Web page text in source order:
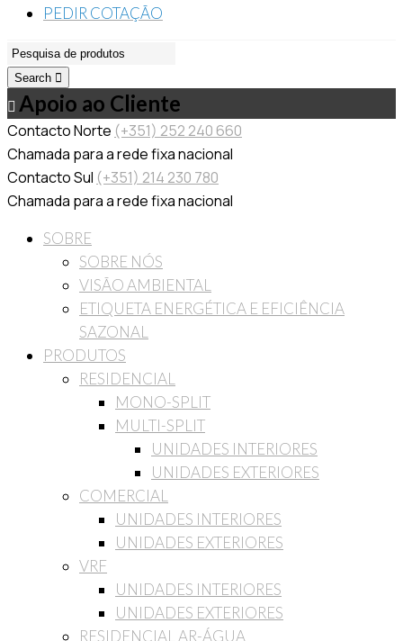
PEDIR COTAÇÃO
Search
Apoio ao Cliente
Contacto Norte (+351) 252 240 660
Chamada para a rede fixa nacional
Contacto Sul (+351) 214 230 780
Chamada para a rede fixa nacional
SOBRE
SOBRE NÓS
VISÃO AMBIENTAL
ETIQUETA ENERGÉTICA E EFICIÊNCIA
SAZONAL
PRODUTOS
RESIDENCIAL
MONO-SPLIT
MULTI-SPLIT
UNIDADES INTERIORES
UNIDADES EXTERIORES
COMERCIAL
UNIDADES INTERIORES
UNIDADES EXTERIORES
VRF
UNIDADES INTERIORES
UNIDADES EXTERIORES
RESIDENCIAL AR-ÁGUA